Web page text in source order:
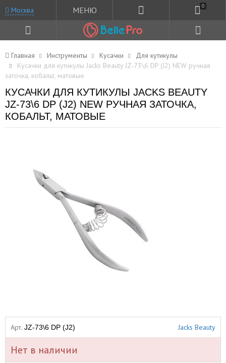
Москва МЕНЮ 0
Главная Инструменты Кусачки
Для кутикулы
Кусачки для кутикулы Jacks Beauty JZ-73\6 DP (J2) NEW ручная
заточка, кобальт, матовые
КУСАЧКИ ДЛЯ КУТИКУЛЫ JACKS BEAUTY
JZ-73\6 DP (J2) NEW РУЧНАЯ ЗАТОЧКА,
КОБАЛЬТ, МАТОВЫЕ
Арт. JZ-73\6 DP (J2) Jacks Beauty
Нет в наличии